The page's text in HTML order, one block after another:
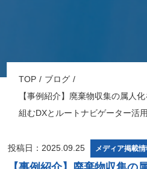
TOP
ブログ
【事例紹介】廃棄物収集の属人
組むDXとルートナビゲーター活用
投稿日：2025.09.25 メディア掲載情